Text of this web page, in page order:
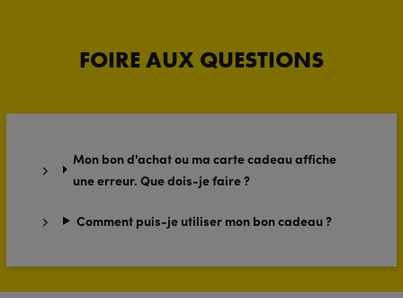
FOIRE AUX QUESTIONS
Mon bon d'achat ou ma carte cadeau affiche
une erreur. Que dois-je faire ?
Comment puis-je utiliser mon bon cadeau ?